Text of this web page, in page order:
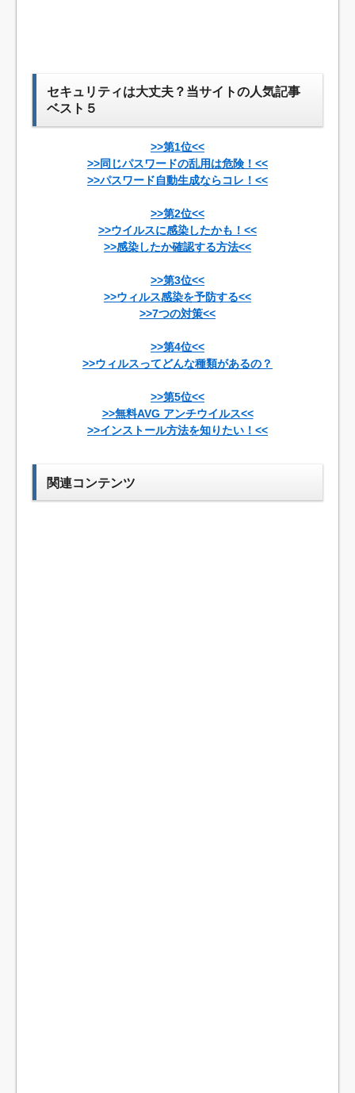
セキュリティは大丈夫？当サイトの人気記事
ベスト５
>>第1位<<
>>同じパスワードの乱用は危険！<<
>>パスワード自動生成ならコレ！<<
>>第2位<<
>>ウイルスに感染したかも！<<
>>感染したか確認する方法<<
>>第3位<<
>>ウィルス感染を予防する<<
>>7つの対策<<
>>第4位<<
>>ウィルスってどんな種類があるの？
>>第5位<<
>>無料AVG アンチウイルス<<
>>インストール方法を知りたい！<<
関連コンテンツ